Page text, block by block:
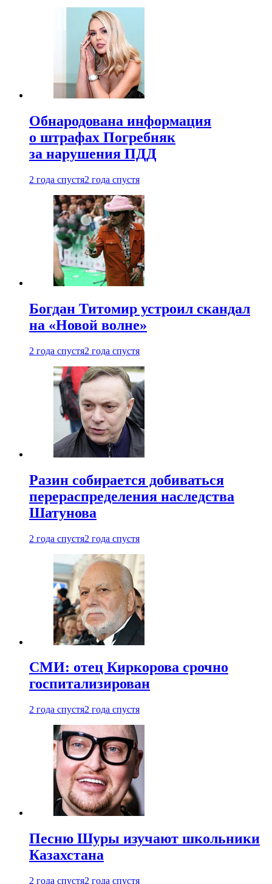
Обнародована информация
о штрафах Погребняк
за нарушения ПДД
2 года спустя2 года спустя
Богдан Титомир устроил скандал
на «Новой волне»
2 года спустя2 года спустя
Разин собирается добиваться
перераспределения наследства
Шатунова
2 года спустя2 года спустя
СМИ: отец Киркорова срочно
госпитализирован
2 года спустя2 года спустя
Песню Шуры изучают школьники
Казахстана
2 года спустя2 года спустя